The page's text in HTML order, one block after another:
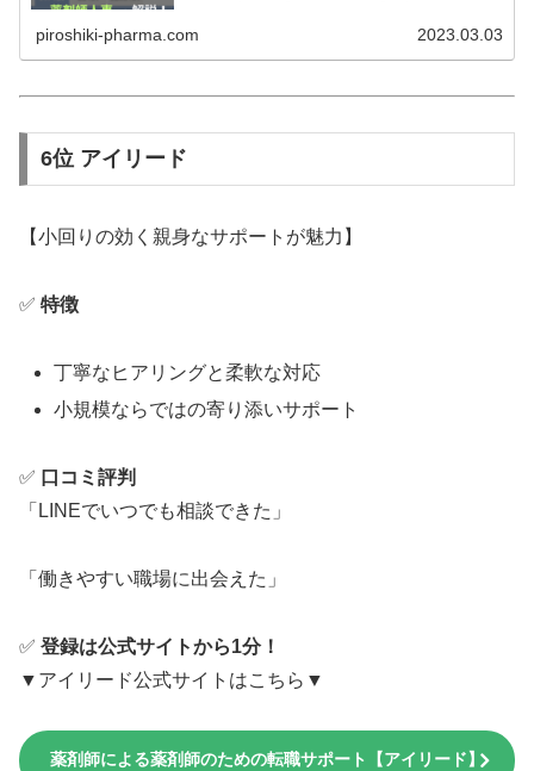
piroshiki-pharma.com 2023.03.03
6位 アイリード
【小回りの効く親身なサポートが魅力】
✅ 特徴
丁寧なヒアリングと柔軟な対応
小規模ならではの寄り添いサポート
✅ 口コミ評判
「LINEでいつでも相談できた」
「働きやすい職場に出会えた」
✅ 登録は公式サイトから1分！
▼アイリード公式サイトはこちら▼
薬剤師による薬剤師のための転職サポート【アイリード】